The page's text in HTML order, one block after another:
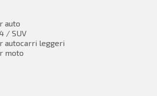
auto
/ SUV
autocarri leggeri
moto